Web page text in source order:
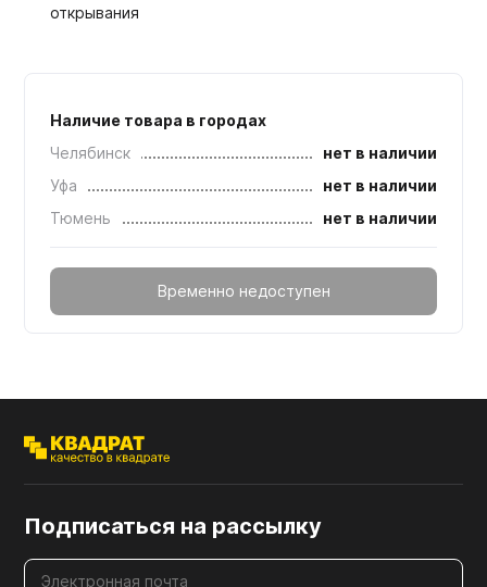
открывания
Наличие товара в городах
Челябинск
нет в наличии
Уфа
нет в наличии
Тюмень
нет в наличии
Временно недоступен
Подписаться на рассылку